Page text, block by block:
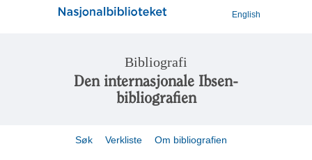
English
Bibliografi
Den internasjonale Ibsen-
bibliografien
Søk Verkliste Om bibliografien